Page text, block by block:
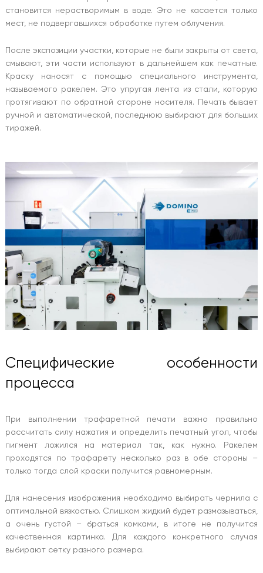
становится нерастворимым в воде. Это не касается только
мест, не подвергавшихся обработке путем облучения.
После экспозиции участки, которые не были закрыты от света,
смывают, эти части используют в дальнейшем как печатные.
Краску наносят с помощью специального инструмента,
называемого ракелем. Это упругая лента из стали, которую
протягивают по обратной стороне носителя. Печать бывает
ручной и автоматической, последнюю выбирают для больших
тиражей.
Специфические особенности
процесса
При выполнении трафаретной печати важно правильно
рассчитать силу нажатия и определить печатный угол, чтобы
пигмент ложился на материал так, как нужно. Ракелем
проходятся по трафарету несколько раз в обе стороны –
только тогда слой краски получится равномерным.
Для нанесения изображения необходимо выбирать чернила с
оптимальной вязкостью. Слишком жидкий будет размазываться,
а очень густой – браться комками, в итоге не получится
качественная картинка. Для каждого конкретного случая
выбирают сетку разного размера.